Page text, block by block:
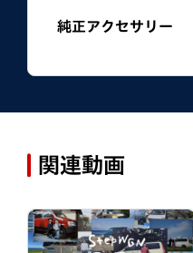
純正アクセサリー
関連動画